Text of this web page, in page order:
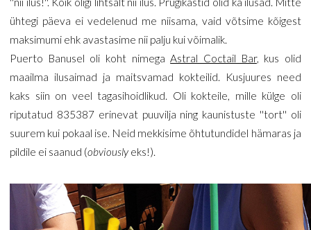
ühtegi päeva ei vedelenud me niisama, vaid võtsime kõigest
maksimumi ehk avastasime nii palju kui võimalik.
Puerto Banusel oli koht nimegaAstral Coctail Bar, kus olid
maailma ilusaimad ja maitsvamad kokteilid. Kusjuures need
kaks siin on veel tagasihoidlikud. Oli kokteile, mille külge oli
riputatud 835387 erinevat puuvilja ning kaunistuste ''tort'' oli
suurem kui pokaal ise. Neid mekkisime õhtutundidel hämaras ja
pildile ei saanud (obviously eks!).